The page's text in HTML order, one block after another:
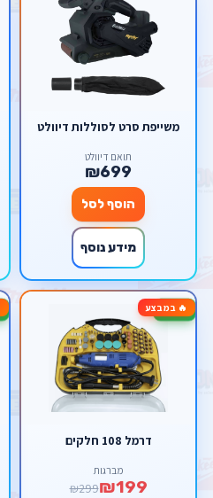
משייפת סרט לסוללות דיוולט
תואם דיוולט
₪699
הוסף לסל
מידע נוסף
🔥 במבצע-33%
דרמל 108 חלקים
מברגות
₪199
₪299